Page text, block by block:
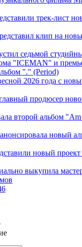
трек-лист
клип на
седьмой
"ICEMAN" и
"." (Period)
2026 года с
продюсер
второй альбом
новый
новый
выкупила